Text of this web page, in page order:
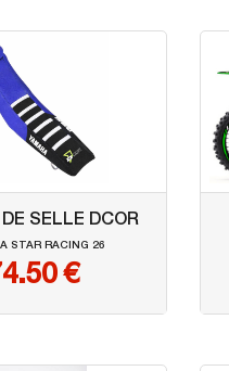
SELLE DCOR
STAR RACING 26
€